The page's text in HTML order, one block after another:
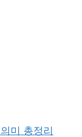
미 총정리